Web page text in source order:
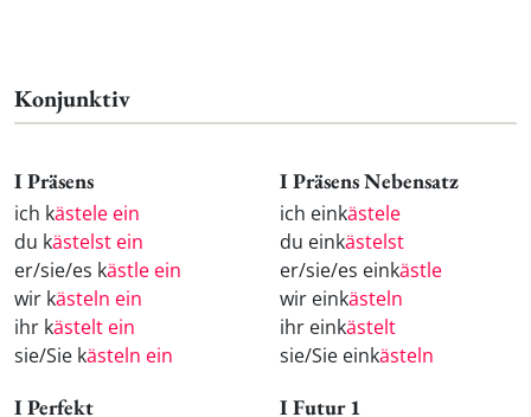
Konjunktiv
I Präsens
ich kästele ein
du kästelst ein
er/sie/es kästle ein
wir kästeln ein
ihr kästelt ein
sie/Sie kästeln ein
I Präsens Nebensatz
ich einkästele
du einkästelst
er/sie/es einkästle
wir einkästeln
ihr einkästelt
sie/Sie einkästeln
I Perfekt I Futur 1